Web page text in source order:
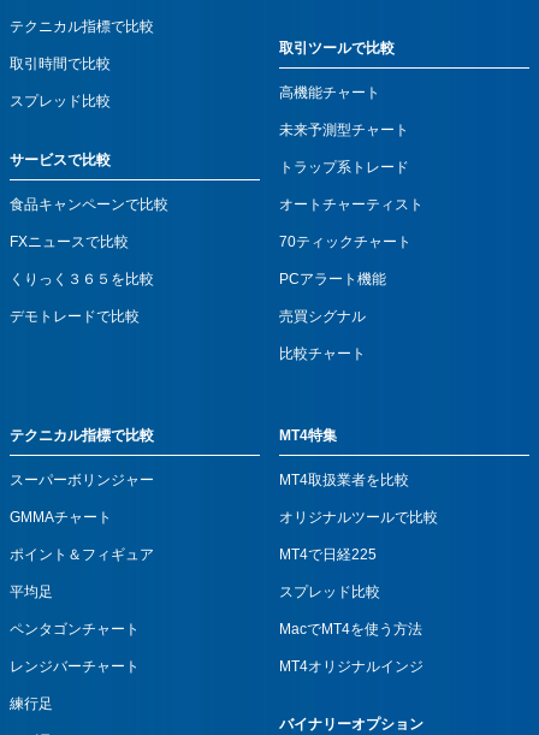
テクニカル指標で比較
取引時間で比較
スプレッド比較
サービスで比較
食品キャンペーンで比較
FXニュースで比較
くりっく３６５を比較
デモトレードで比較
取引ツールで比較
高機能チャート
未来予測型チャート
トラップ系トレード
オートチャーティスト
70ティックチャート
PCアラート機能
売買シグナル
比較チャート
テクニカル指標で比較
スーパーボリンジャー
GMMAチャート
ポイント＆フィギュア
平均足
ペンタゴンチャート
レンジバーチャート
練行足
MT4特集
MT4取扱業者を比較
オリジナルツールで比較
MT4で日経225
スプレッド比較
MacでMT4を使う方法
MT4オリジナルインジ
バイナリーオプション